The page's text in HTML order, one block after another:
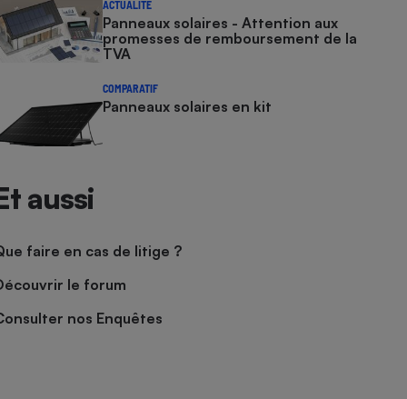
ACTUALITÉ
Panneaux solaires - Attention aux
promesses de remboursement de la
TVA
COMPARATIF
Panneaux solaires en kit
aussi
faire en cas de litige ?
le forum
nos Enquêtes